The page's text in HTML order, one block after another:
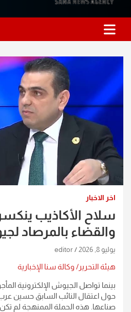
اخر الاخبار
سلاح الأكاذيب
والقضاء بالمرصاد
يوليو 8, 2026 editor
هيئة التحرير/ وكالة سنا الإخبارية
​بينما تواصل الجيوش الإلكترونية
حول اعتقال النائب السابق حسين
صناعها. هذه الحملة الممنهجة لم تكن